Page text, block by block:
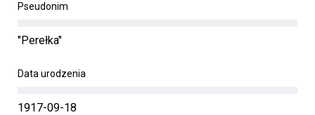
Pseudonim
"Perełka"
Data urodzenia
1917-09-18